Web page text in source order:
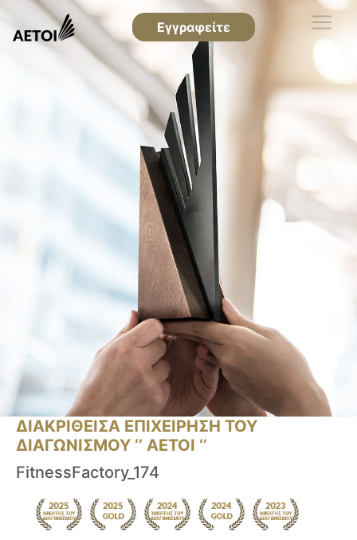
Εγγραφείτε
ΔΙΑΚΡΙΘΕΙΣΑ ΕΠΙΧΕΙΡΗΣΗ ΤΟΥ
ΔΙΑΓΩΝΙΣΜΟΥ ‘’ ΑΕΤΟΙ ‘’
FitnessFactory_174